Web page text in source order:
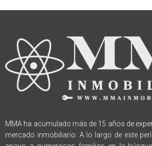
MMA ha acumulado más de 15 años de
mercado inmobiliario. A lo largo de este